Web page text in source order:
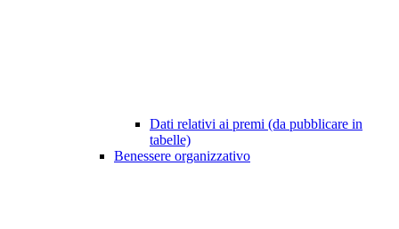
Dati relativi ai premi (da pubblicare in
tabelle)
Benessere organizzativo